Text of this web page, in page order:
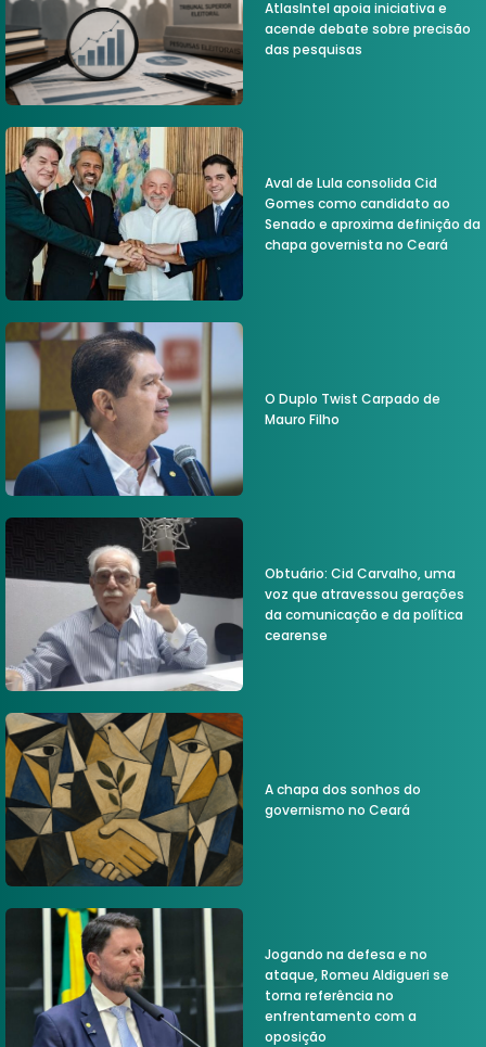
AtlasIntel apoia iniciativa e
acende debate sobre precisão
das pesquisas
Aval de Lula consolida Cid
Gomes como candidato ao
Senado e aproxima definição da
chapa governista no Ceará
O Duplo Twist Carpado de
Mauro Filho
Obtuário: Cid Carvalho, uma
voz que atravessou gerações
da comunicação e da política
cearense
A chapa dos sonhos do
governismo no Ceará
Jogando na defesa e no
ataque, Romeu Aldigueri se
torna referência no
enfrentamento com a
oposição